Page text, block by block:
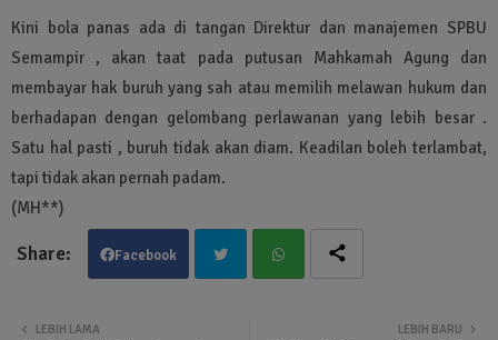
Kini bola panas ada di tangan Direktur dan manajemen SPBU
Semampir , akan taat pada putusan Mahkamah Agung dan
membayar hak buruh yang sah atau memilih melawan hukum dan
berhadapan dengan gelombang perlawanan yang lebih besar .
Satu hal pasti , buruh tidak akan diam. Keadilan boleh terlambat,
tapi tidak akan pernah padam.
(MH**)
Facebook
LEBIH BARU
LEBIH LAMA